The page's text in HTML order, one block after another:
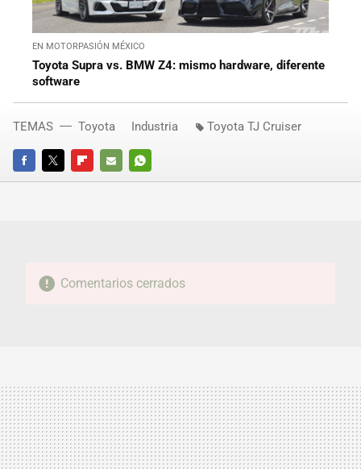
EN MOTORPASIÓN MÉXICO
Toyota Supra vs. BMW Z4: mismo hardware, diferente
software
FACEBOOKTWITTERFLIPBOARD
E-
WHATSAPP
TEMAS Toyota Industria Toyota TJ Cruiser
Comentarios cerrados